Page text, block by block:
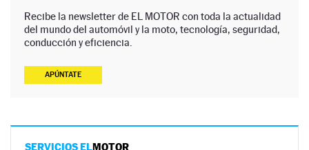
Recibe la newsletter de EL MOTOR con toda la actualidad
del mundo del automóvil y la moto, tecnología, seguridad,
conducción y eficiencia.
APÚNTATE
SERVICIOS ELMOTOR